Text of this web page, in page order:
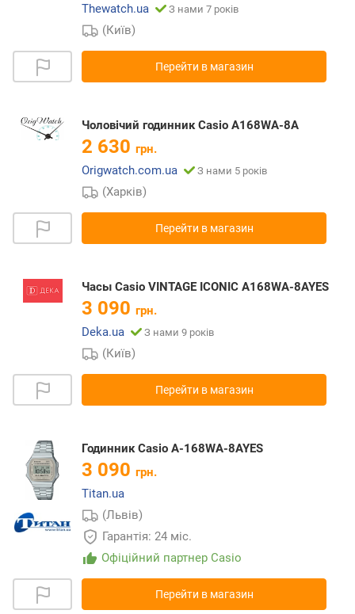
Thewatch.ua
З нами 7 років
(Київ)
Перейти в магазин
Чоловічий годинник Casio A168WA-8A
2 630 грн.
Origwatch.com.ua
З нами 5 років
(Харків)
Перейти в магазин
Часы Casio VINTAGE ICONIC A168WA-8AYES
3 090 грн.
Deka.ua
З нами 9 років
(Київ)
Перейти в магазин
Годинник Casio A-168WA-8AYES
3 090 грн.
Titan.ua
(Львів)
Гарантія: 24 міс.
Офіційний партнер Casio
Перейти в магазин